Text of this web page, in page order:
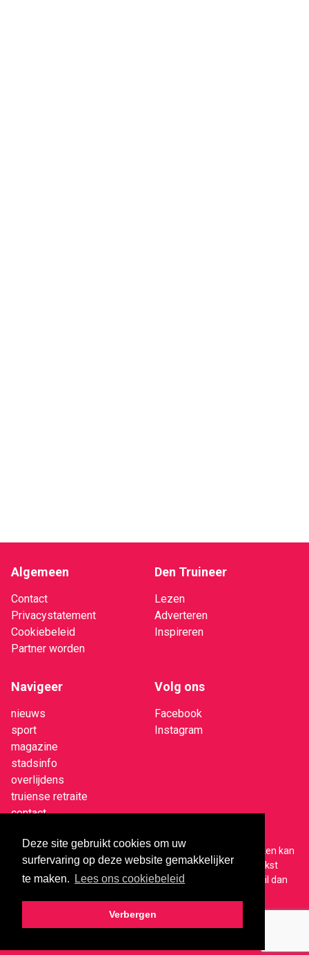
Deze site gebruikt cookies om uw
surfervaring op deze website gemakkelijker
te maken.
Lees ons cookiebeleid
Verbergen
Algemeen
Contact
Privacystatement
Cookiebeleid
Partner worden
Den Truineer
Lezen
Adverteren
Inspireren
Navigeer
nieuws
sport
magazine
stadsinfo
overlijdens
truiense retraite
contact
Volg ons
Facebook
Instagram
Op alle nieuwsberichten van truineer.be rust copyright. Linken kan
altijd, eventueel met de intro van het stuk erboven. Wil je tekst
overnemen of een video(fragment) of foto gebruiken? Mail dan